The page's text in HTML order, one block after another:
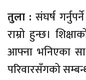
तुला : संघर्ष
राम्रो हुन्छ।
आफ्ना भनिएका
परिवारसँगको